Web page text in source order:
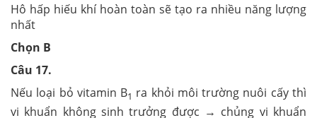
Hô hấp hiếu khí hoàn toàn sẽ tạo ra nhiều năng lượng
nhất
Chọn B
Câu 17.
Nếu loại bỏ vitamin B1 ra khỏi môi trường nuôi cấy thì
vi khuẩn không sinh trưởng được → chủng vi khuẩn